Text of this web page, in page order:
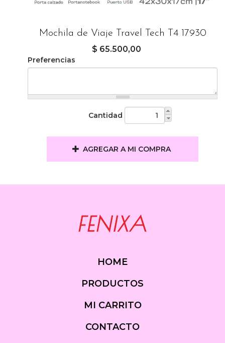
Mochila de Viaje Travel Tech T4 17930
$ 65.500,00
Preferencias
Cantidad
AGREGAR A MI COMPRA
HOME
PRODUCTOS
MI CARRITO
CONTACTO